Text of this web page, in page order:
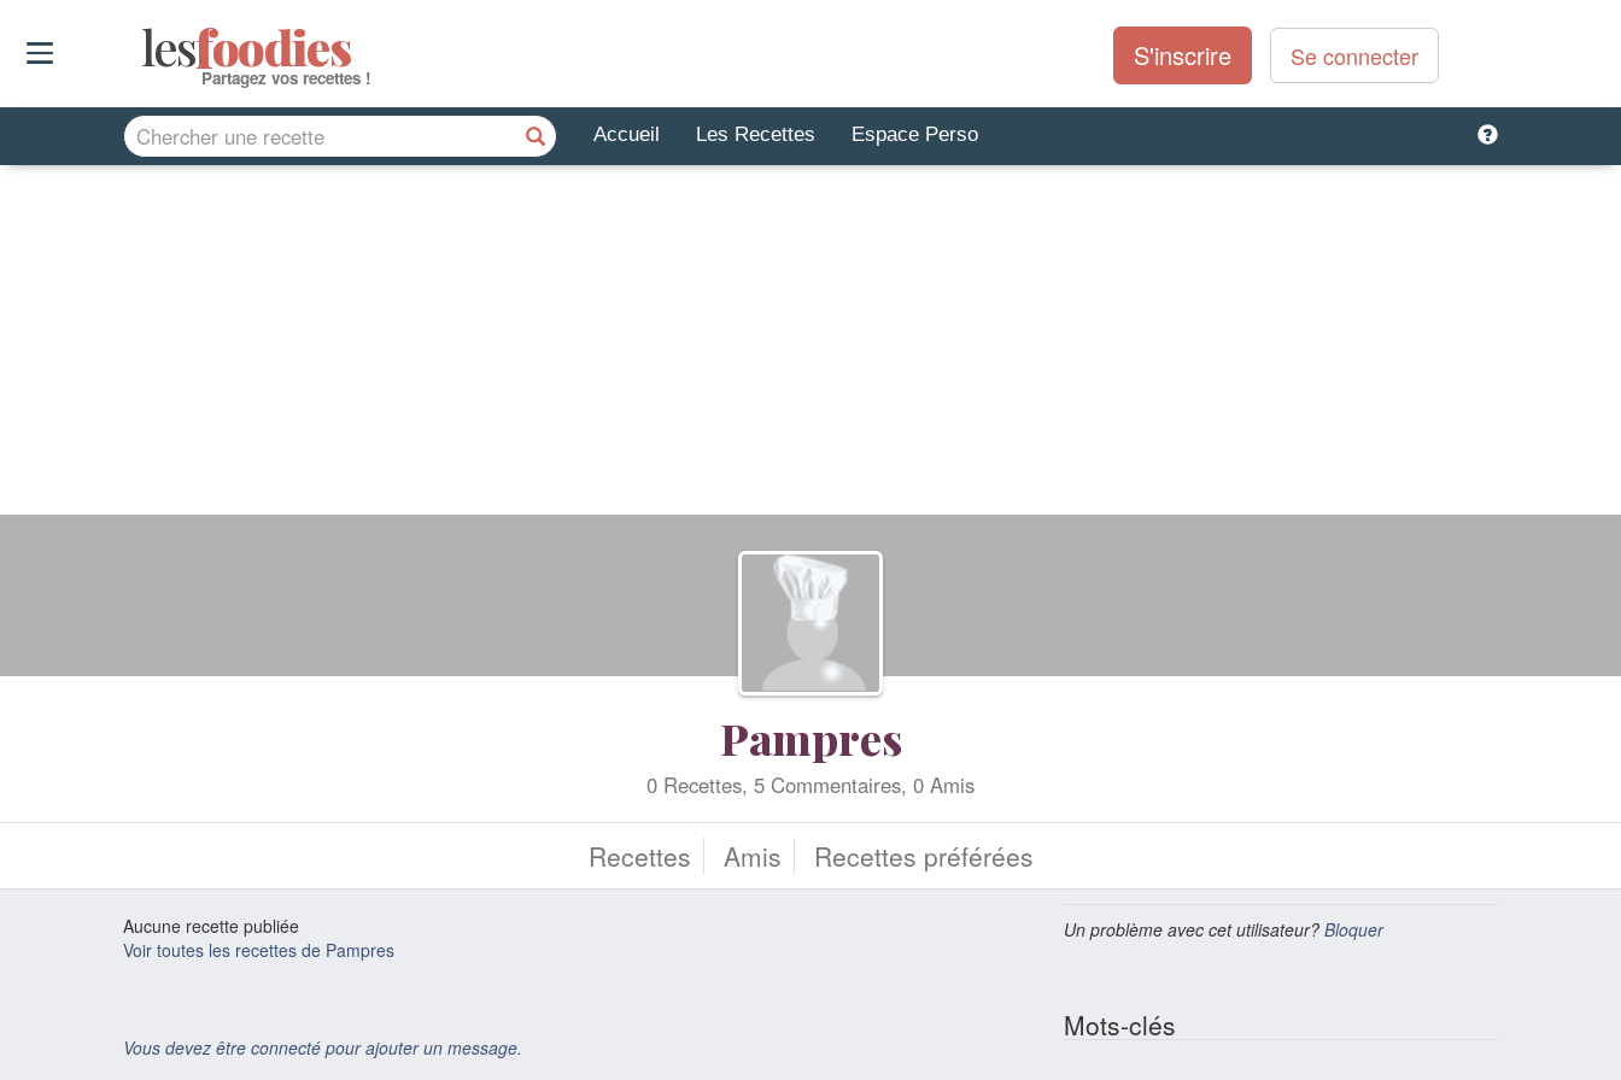
lesfoodies
Partagez vos recettes !
S'inscrire Se connecter
Accueil Les Recettes Espace Perso
Pampres
0 Recettes, 5 Commentaires, 0 Amis
Recettes Amis Recettes préférées
Aucune recette publiée
Voir toutes les recettes de Pampres
Vous devez être connecté pour ajouter un message.
Un problème avec cet utilisateur? Bloquer
Mots-clés